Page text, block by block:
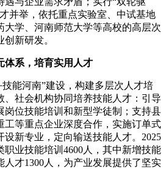
并举，依托重点实验室、中试基地
大学、河南师范大学等高校的高层次
新研发。
体系，培育实用人才
技能河南”建设，构建多层次人才培
、社会机构协同培养技能人才：引导
岗位技能培训和新型学徒制；支持县
工等重点企业深度合作，实施订单式
新专业，定向输送技能人才。2025
业技能培训4600人，其中新增技能
人才1300人，为产业发展提供了坚实